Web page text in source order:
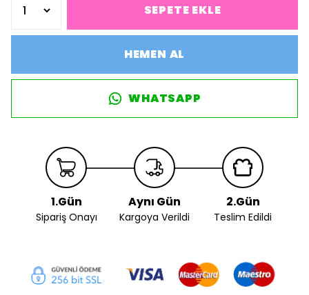
SEPETE EKLE
HEMEN AL
WHATSAPP
1.Gün
Sipariş Onayı
Aynı Gün
Kargoya Verildi
2.Gün
Teslim Edildi